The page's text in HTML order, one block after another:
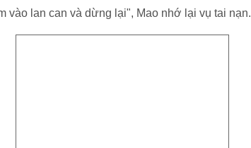
vào lan can và dừng lại", Mao nhớ lại vụ tai nạn.